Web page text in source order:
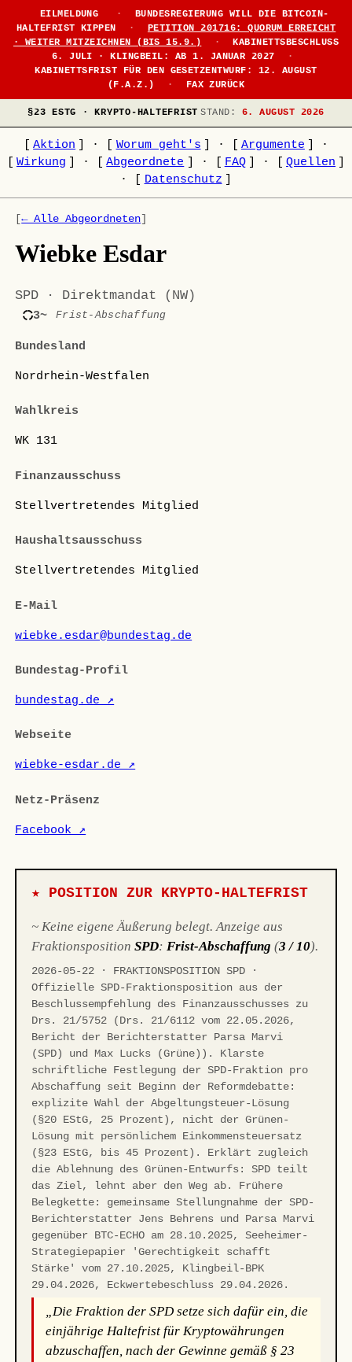
EILMELDUNG ·
BUNDESREGIERUNG WILL DIE BITCOIN-
HALTEFRIST KIPPEN
·
PETITION 201716: QUORUM ERREICHT
· WEITER MITZEICHNEN (BIS 15.9.)
·
KABINETTSBESCHLUSS
6. JULI · KLINGBEIL: AB 1. JANUAR 2027
·
KABINETTSFRIST FÜR DEN GESETZENTWURF: 12. AUGUST
(F.A.Z.)
· FAX ZURÜCK
§23 ESTG · KRYPTO-HALTEFRIST STAND: 6. AUGUST 2026
Aktion · Worum geht's · Argumente
·
Wirkung · Abgeordnete · FAQ · Quellen
·
Datenschutz
[← Alle Abgeordneten]
Wiebke Esdar
SPD · Direktmandat (NW)
3~ Frist-Abschaffung
Bundesland
Nordrhein-Westfalen
Wahlkreis
WK 131
Finanzausschuss
Stellvertretendes Mitglied
Haushaltsausschuss
Stellvertretendes Mitglied
E-Mail
wiebke.esdar@bundestag.de
Bundestag-Profil
bundestag.de ↗
Webseite
wiebke-esdar.de ↗
Netz-Präsenz
Facebook ↗
★ POSITION ZUR KRYPTO-HALTEFRIST
~ Keine eigene Äußerung belegt. Anzeige aus
FraktionspositionSPD:Frist-Abschaffung (3 / 10).
2026-05-22 · FRAKTIONSPOSITION SPD ·
Offizielle SPD-Fraktionsposition aus der
Beschlussempfehlung des Finanzausschusses zu
Drs. 21/5752 (Drs. 21/6112 vom 22.05.2026,
Bericht der Berichterstatter Parsa Marvi
(SPD) und Max Lucks (Grüne)). Klarste
schriftliche Festlegung der SPD-Fraktion pro
Abschaffung seit Beginn der Reformdebatte:
explizite Wahl der Abgeltungsteuer-Lösung
(§20 EStG, 25 Prozent), nicht der Grünen-
Lösung mit persönlichem Einkommensteuersatz
(§23 EStG, bis 45 Prozent). Erklärt zugleich
die Ablehnung des Grünen-Entwurfs: SPD teilt
das Ziel, lehnt aber den Weg ab. Frühere
Belegkette: gemeinsame Stellungnahme der SPD-
Berichterstatter Jens Behrens und Parsa Marvi
gegenüber BTC-ECHO am 28.10.2025, Seeheimer-
Strategiepapier 'Gerechtigkeit schafft
Stärke' vom 27.10.2025, Klingbeil-BPK
29.04.2026, Eckwertebeschluss 29.04.2026.
„Die Fraktion der SPD setze sich dafür ein, die
einjährige Haltefrist für Kryptowährungen
abzuschaffen, nach der Gewinne gemäß § 23